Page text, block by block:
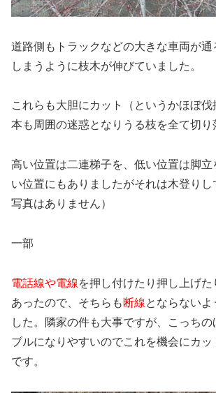
道路側もトラックなどの大きな車両が通
しまうように枝木が伸びていました。
これらも大胆にカット（というかほぼ
本も周囲の迷惑となりうる枝を全て切り
高い位置は二連梯子を、低い位置は脚立
い位置にもありましたがそれは木登り
写真はありません）
一部
電話線や電線を押し付けたり押し上げ
あったので、そちらも 断線とならないよ
した。隣家の件も大事ですが、こっち
ブルになりやすいのでこれを機会にカッ
です。